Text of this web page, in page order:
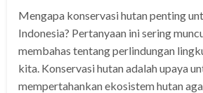
Mengapa konservasi hutan penting
Indonesia? Pertanyaan ini sering
membahas tentang perlindungan
kita. Konservasi hutan adalah upaya
mempertahankan ekosistem hutan